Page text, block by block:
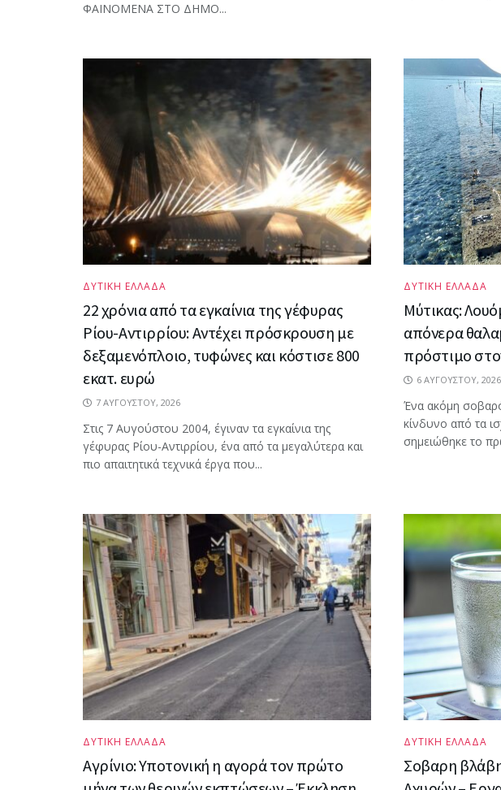
ΦΑΙΝΟΜΕΝΑ ΣΤΟ ΔΗΜΟ...
ΔΥΤΙΚΗ ΕΛΛΑΔΑ
22 χρόνια από τα εγκαίνια της γέφυρας
Ρίου-Αντιρρίου: Αντέχει πρόσκρουση με
δεξαμενόπλοιο, τυφώνες και κόστισε 800
εκατ. ευρώ
7 ΑΥΓΟΎΣΤΟΥ, 2026
Στις 7 Αυγούστου 2004, έγιναν τα εγκαίνια της
γέφυρας Ρίου-Αντιρρίου, ένα από τα μεγαλύτερα και
πιο απαιτητικά τεχνικά έργα που...
ΔΥΤΙΚΗ ΕΛΛΑΔΑ
Μύτικας:
απόνερα
πρόστιμο
6 ΑΥΓΟΎΣΤΟΥ, 2026
Ένα ακόμη
κίνδυνο από τα
σημειώθηκε το
ΔΥΤΙΚΗ ΕΛΛΑΔΑ
Αγρίνιο: Υποτονική η αγορά τον πρώτο
ΔΥΤΙΚΗ ΕΛΛΑΔΑ
Σοβαρη